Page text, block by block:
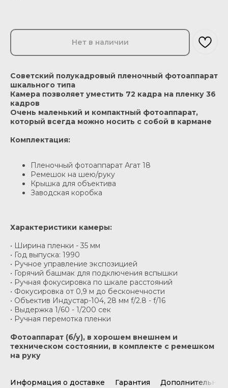
Нет в наличии
Советский полукадровый пленочный фотоаппарат
шкального типа
Камера позволяет уместить 72 кадра на пленку 36
кадров
Очень маленький и компактный фотоаппарат,
который всегда можно носить с собой в кармане
Комплектация:
Пленочный фотоаппарат Агат 18
Ремешок на шею/руку
Крышка для объектива
Заводская коробка
Характеристики камеры:
• Ширина пленки - 35 мм
• Год выпуска: 1990
• Ручное управление экспозицией
• Горячий башмак для подключения вспышки
• Ручная фокусировка по шкале расстояний
• Фокусировка от 0,9 м до бесконечности
• Объектив Индустар-104, 28 мм f/2.8 - f/16
• Выдержка 1/60 - 1/200 cек
• Ручная перемотка пленки
Фотоаппарат (б/у), в хорошем внешнем и
техническом состоянии, в комплекте с ремешком
на руку
Информация о доставке Гарантия